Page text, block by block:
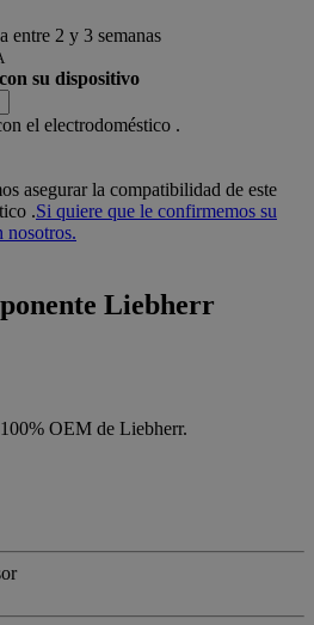
entre 2 y 3 semanas
su dispositivo
el electrodoméstico .
asegurar la compatibilidad de este
.Si quiere que le confirmemos su
nosotros.
Liebherr
OEM de Liebherr.